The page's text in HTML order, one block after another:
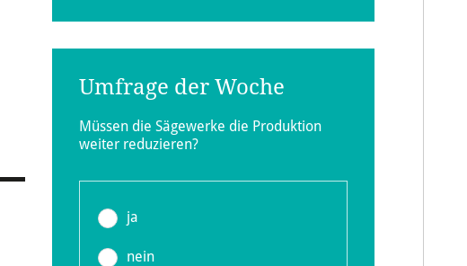
Umfrage der Woche
Müssen die Sägewerke die Produktion
weiter reduzieren?
ja
nein